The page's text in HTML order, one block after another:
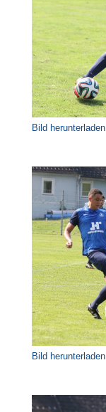
Bild herunterladen
Bild herunterladen